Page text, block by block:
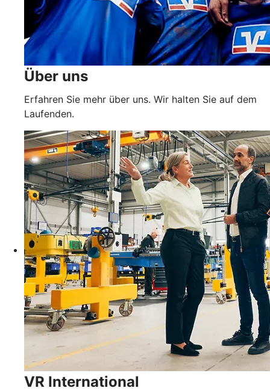
Über uns
Erfahren Sie mehr über uns. Wir halten Sie auf dem
Laufenden.
VR International